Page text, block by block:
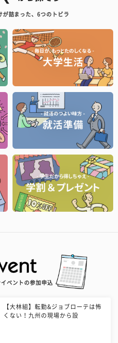
が詰まった、6つのトビラ
ベントの参加申込
【大林組】転勤&ジョブローテは怖
くない！九州の現場から設